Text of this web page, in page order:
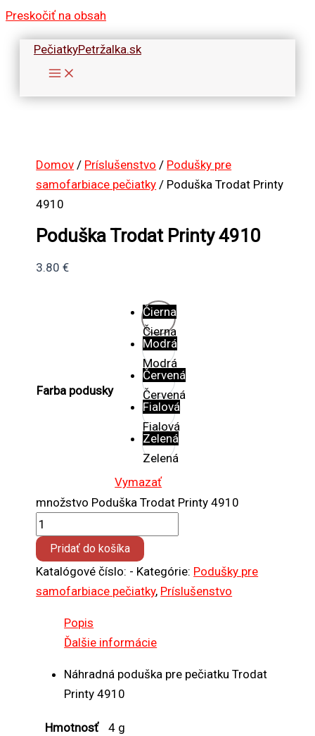
Preskočiť na obsah
PečiatkyPetržalka.sk
Domov / Príslušenstvo / Podušky pre
samofarbiace pečiatky / Poduška Trodat Printy
4910
Poduška Trodat Printy 4910
3.80€
Farba podusky
Čierna
Čierna
Modrá
Modrá
Červená
Červená
Fialová
Fialová
Zelená
Zelená
Vymazať
množstvo Poduška Trodat Printy 4910
Pridať do košíka
Katalógové číslo: - Kategórie: Podušky pre
samofarbiace pečiatky, Príslušenstvo
Popis
Ďalšie informácie
Náhradná poduška pre pečiatku Trodat
Printy 4910
Hmotnosť
4 g